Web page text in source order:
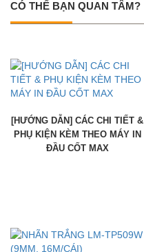
CÓ THỂ BẠN QUAN TÂM?
[HƯỚNG DẪN] CÁC CHI TIẾT &
PHỤ KIỆN KÈM THEO MÁY IN
ĐẦU CỐT MAX